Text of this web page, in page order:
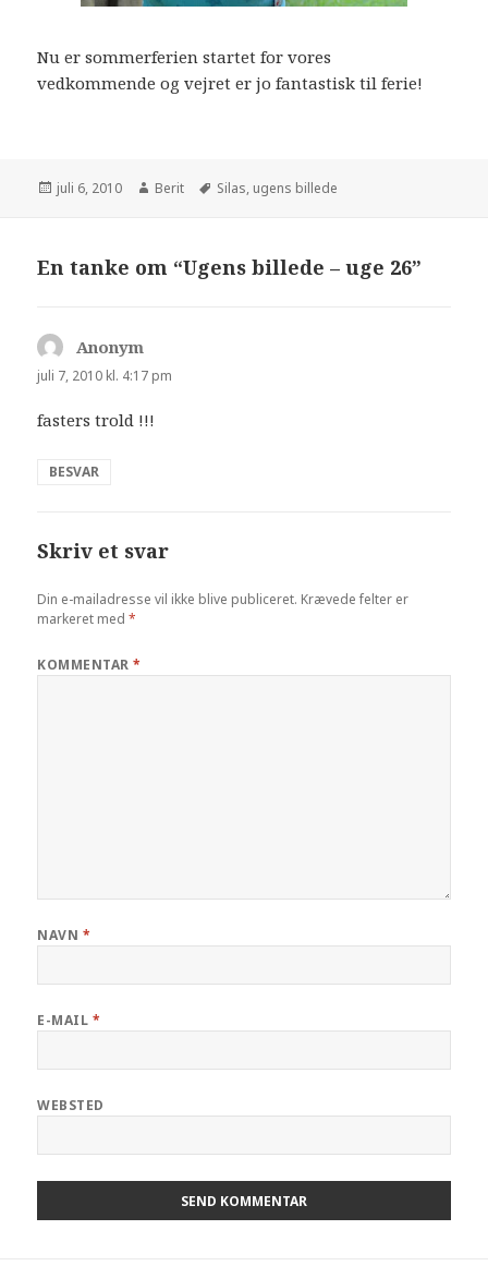
Nu er sommerferien startet for vores
vedkommende og vejret er jo fantastisk til ferie!
juli 6, 2010 Berit Silas, ugens billede
En tanke om “Ugens billede – uge 26”
Anonym
juli 7, 2010 kl. 4:17 pm
fasters trold !!!
BESVAR
Skriv et svar
Din e-mailadresse vil ikke blive publiceret. Krævede felter er
markeret med*
KOMMENTAR*
NAVN *
E-MAIL *
WEBSTED